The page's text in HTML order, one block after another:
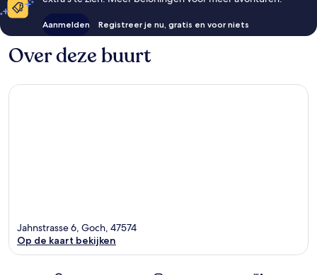
Aanmelden Registreer je nu, gratis en voor niets
Over deze buurt
Jahnstrasse 6, Goch, 47574
Op de kaart bekijken